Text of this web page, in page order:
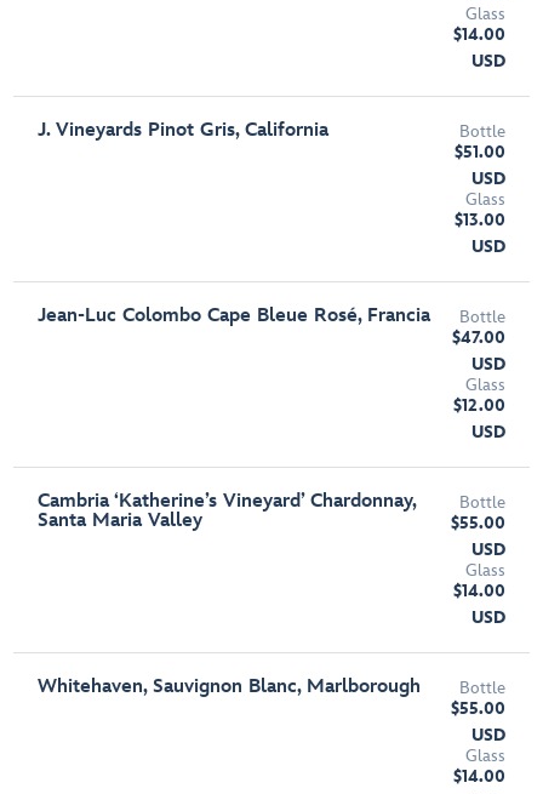
Glass
$14.00
USD
J. Vineyards Pinot Gris, California
Bottle
$51.00
USD
Glass
$13.00
USD
Jean-Luc Colombo Cape Bleue Rosé, Francia
Bottle
$47.00
USD
Glass
$12.00
USD
Cambria ‘Katherine’s Vineyard’ Chardonnay,
Santa Maria Valley
Bottle
$55.00
USD
Glass
$14.00
USD
Whitehaven, Sauvignon Blanc, Marlborough
Bottle
$55.00
USD
Glass
$14.00